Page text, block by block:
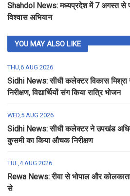
Shahdol News: मध्यप्रदेश में 7 अगस्त से
विश्वास अभियान
YOU MAY ALSO LIKE
THU,6 AUG 2026
Sidhi News: सीधी कलेक्टर विकास मिश्रा
निरीक्षण, विद्यार्थियों संग किया रात्रि भोजन
WED,5 AUG 2026
Sidhi News: सीधी कलेक्टर ने उपखंड
कुसमी का किया औचक निरीक्षण
TUE,4 AUG 2026
Rewa News: रीवा से भोपाल और
से